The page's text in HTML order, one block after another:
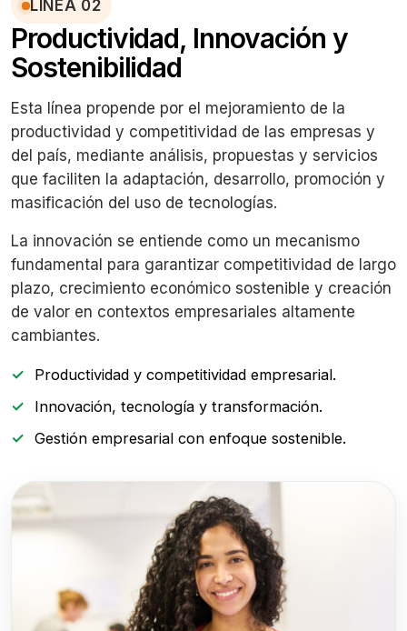
LÍNEA 02
Productividad, Innovación y
Sostenibilidad
Esta línea propende por el mejoramiento de la
productividad y competitividad de las empresas y
del país, mediante análisis, propuestas y servicios
que faciliten la adaptación, desarrollo, promoción y
masificación del uso de tecnologías.
La innovación se entiende como un mecanismo
fundamental para garantizar competitividad de largo
plazo, crecimiento económico sostenible y creación
de valor en contextos empresariales altamente
cambiantes.
Productividad y competitividad empresarial.
Innovación, tecnología y transformación.
Gestión empresarial con enfoque sostenible.